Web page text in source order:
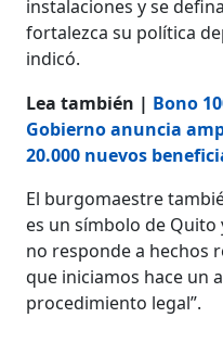
instalaciones y se
fortalezca su política
indicó.
Lea también | Bono
Gobierno anuncia
20.000 nuevos
El burgomaestre
es un símbolo de Quito
no responde a hechos
que iniciamos hace un
procedimiento legal”.